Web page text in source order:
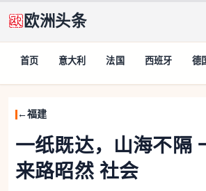
欧洲头条
首页 意大利 法国 西班牙 德
福建
一纸既达，山海不隔
来路昭然 社会